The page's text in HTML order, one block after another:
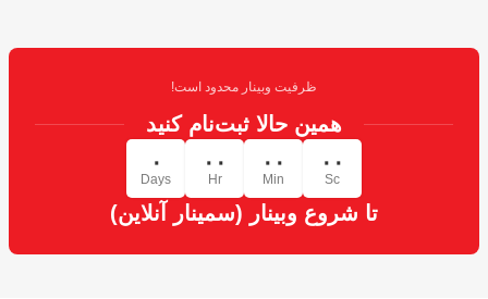
ظرفیت وبینار محدود است!
همین حالا ثبت‌نام کنید​
۰
Days
۰۰
Hr
۰۰
Min
۰۰
Sc
تا شروع وبینار (سمینار آنلاین)